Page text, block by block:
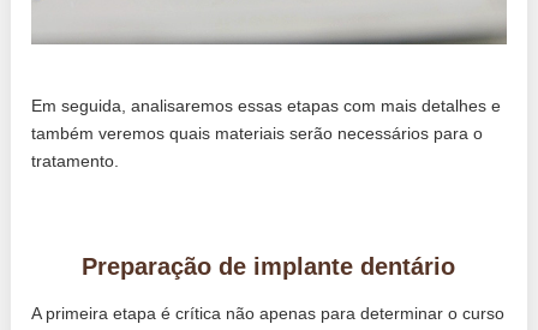
Em seguida, analisaremos essas etapas com mais detalhes e
também veremos quais materiais serão necessários para o
tratamento.
Preparação de implante dentário
A primeira etapa é crítica não apenas para determinar o curso